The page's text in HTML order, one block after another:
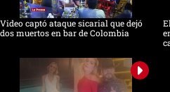
Video captó ataque sicarial que dejó
dos muertos en bar de Colombia